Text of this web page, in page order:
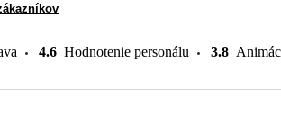
4.6 Hodnotenie personálu 3.8